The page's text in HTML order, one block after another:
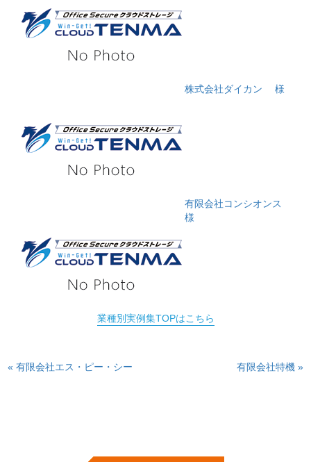
株式会社ダイカン 様
有限会社コンシオンス
様
業種別実例集TOPはこちら
« 有限会社エス・ピー・シー 有限会社特機 »